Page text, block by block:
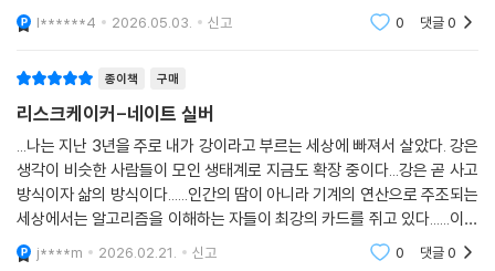
는 나라와 우리의 경제권 그리고 우리의 지구는 지금보다 한층 안전한 곳
이 될 수 있다.
이 책은 네이트 실버의 예측 철학과 기법을 보여줌과 동시에 불확실한 미
래를 어떻게 받아들이고 대응해야 하는지에 대해 깊은 성찰을 던져준다.
세상의 지각변동을 가져오는 모든 요소를 시시각각 눈여겨보는 오피니언
리더와 끝없이 시장과 소비자의 욕망을 예측해야 하는 기업가는 물론, 사
회 변동에 깊은 관심을 가진 독자, ‘빅데이터’ 시대의 실상과 그에 맞춰 ‘살
아남는’ 법에 관심 있는 모든 사람에게 유용한 지침서가 될 것이다.
의 냄새를 완전히 간과할 수는 없지만, 발전할수록 미래가 불투명해지는
아이러니한 요즈
l******4 2026.05.03. 신고 0 댓글0
종이책 구매
리스크케이커-네이트 실버
...나는 지난 3년을 주로 내가 강이라고 부르는 세상에 빠져서 살았다. 강은
생각이 비슷한 사람들이 모인 생태계로 지금도 확장 중이다...강은 곧 사고
방식이자 삶의 방식이다......인간의 땀이 아니라 기계의 연산으로 주조되는
세상에서는 알고리즘을 이해하는 자들이 최강의 카드를 쥐고 있다......이제
부터 나는 친절하고 유익하게, 가끔은 도발적으로 강을 안내하는 여행 가
이드가
j****m 2026.02.21. 신고 0 댓글0